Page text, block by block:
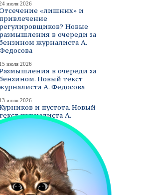
июля 2026
«лишних» и
Новые
в очереди за
журналиста А.
15 июля 2026
в очереди за
Новый текст
А. Федосова
13 июля 2026
и пустота. Новый
журналиста А.